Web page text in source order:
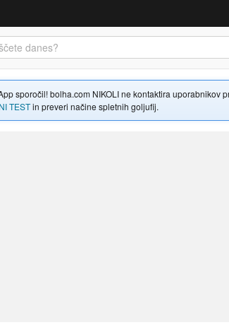
sporočil! bolha.com NIKOLI ne kontaktira
TESTin preveri načine spletnih goljufij.